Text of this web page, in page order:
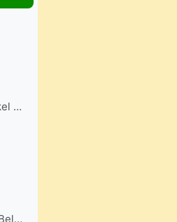
Ew_Du darfst von dem Onkel nichts annehmen
Bewertungsbogen für die Belegarbeit